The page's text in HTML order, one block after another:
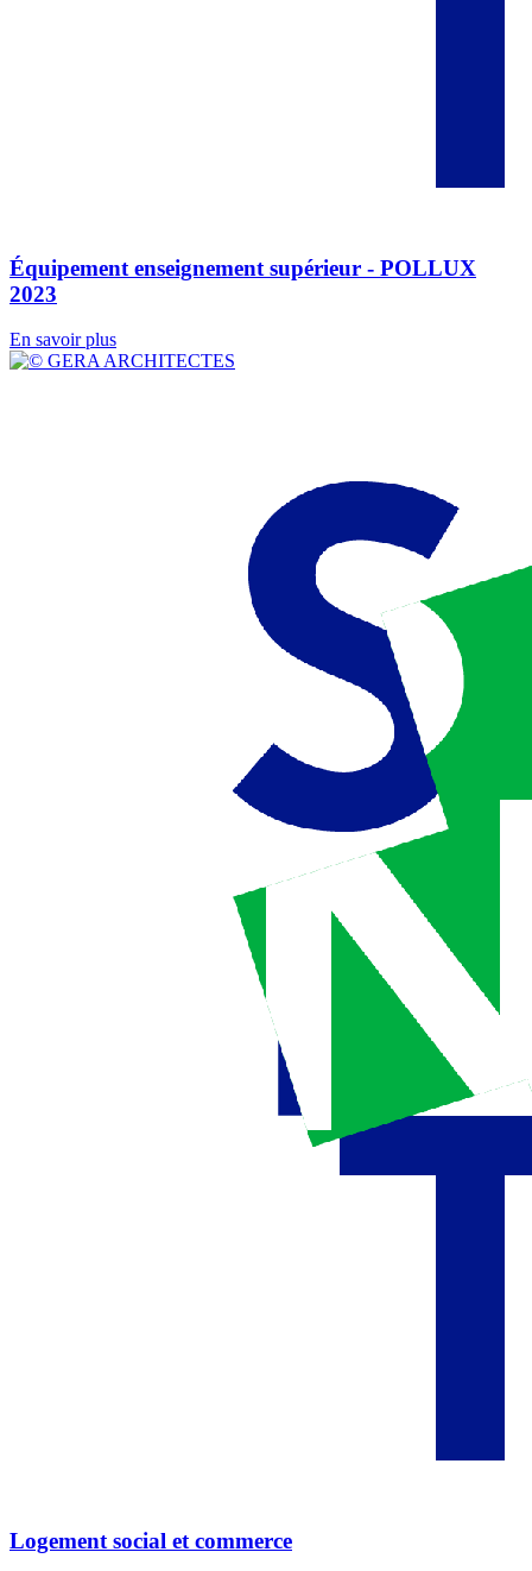
Équipement enseignement supérieur - POLLUX
2023
En savoir plus
Logement social et commerce